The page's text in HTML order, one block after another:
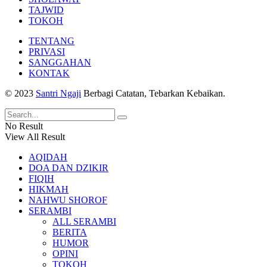
TAJWID
TOKOH
TENTANG
PRIVASI
SANGGAHAN
KONTAK
© 2023 Santri Ngaji Berbagi Catatan, Tebarkan Kebaikan.
No Result
View All Result
AQIDAH
DOA DAN DZIKIR
FIQIH
HIKMAH
NAHWU SHOROF
SERAMBI
ALL SERAMBI
BERITA
HUMOR
OPINI
TOKOH